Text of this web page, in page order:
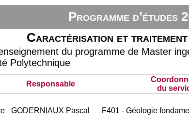
Programme d’études
Caractérisation et
du programme de Master
Polytechnique
Responsable
du
GODERNIAUX Pascal F401 - Géologie